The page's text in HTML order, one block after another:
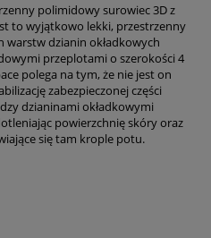
polimidowy surowiec 3D z
to wyjątkowo lekki, przestrzenny
warstw dzianin okładkowych
przeplotami o szerokości 4
polega na tym, że nie jest on
zabezpieczonej części
dzianinami okładkowymi
powierzchnię skóry oraz
się tam krople potu.